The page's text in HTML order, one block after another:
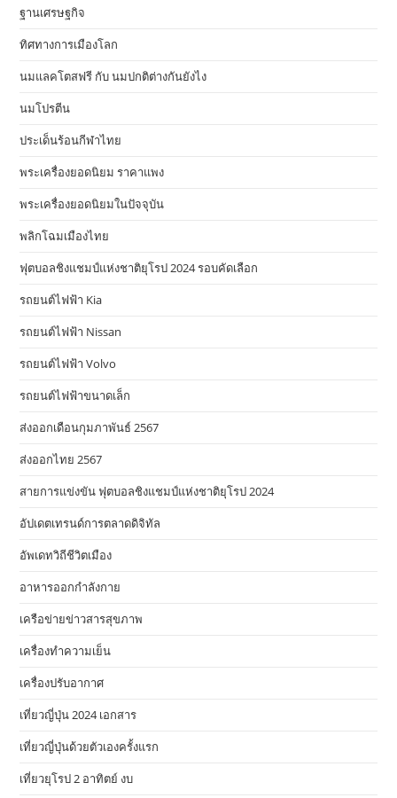
ฐานเศรษฐกิจ
ทิศทางการเมืองโลก
นมแลคโตสฟรี กับ นมปกติต่างกันยังไง
นมโปรตีน
ประเด็นร้อนกีฬาไทย
พระเครื่องยอดนิยม ราคาแพง
พระเครื่องยอดนิยมในปัจจุบัน
พลิกโฉมเมืองไทย
ฟุตบอลชิงแชมป์แห่งชาติยุโรป 2024 รอบคัดเลือก
รถยนต์ไฟฟ้า Kia
รถยนต์ไฟฟ้า Nissan
รถยนต์ไฟฟ้า Volvo
รถยนต์ไฟฟ้าขนาดเล็ก
ส่งออกเดือนกุมภาพันธ์ 2567
ส่งออกไทย 2567
สายการแข่งขัน ฟุตบอลชิงแชมป์แห่งชาติยุโรป 2024
อัปเดตเทรนด์การตลาดดิจิทัล
อัพเดทวิถีชีวิตเมือง
อาหารออกกําลังกาย
เครือข่ายข่าวสารสุขภาพ
เครื่องทำความเย็น
เครื่องปรับอากาศ
เที่ยวญี่ปุ่น 2024 เอกสาร
เที่ยวญี่ปุ่นด้วยตัวเองครั้งแรก
เที่ยวยุโรป 2 อาทิตย์ งบ